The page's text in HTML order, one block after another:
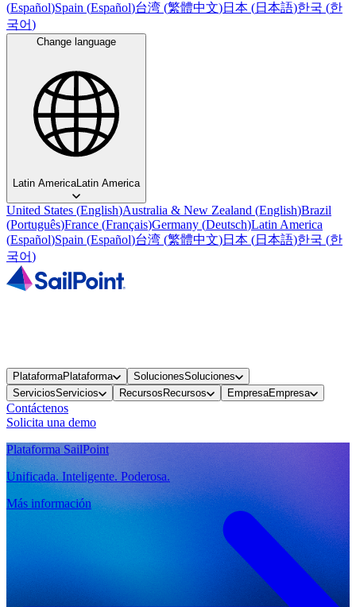
(Español)Spain (Español)台湾 (繁體中文)日本 (日本語)한국 (한
국어)
Change language
Latin AmericaLatin America
United States (English)Australia & New Zealand (English)Brazil
(Português)France (Français)Germany (Deutsch)Latin America
(Español)Spain (Español)台湾 (繁體中文)日本 (日本語)한국 (한
국어)
PlataformaPlataforma SolucionesSoluciones
ServiciosServicios Recursos Recursos EmpresaEmpresa
Contáctenos
Solicita una demo
Plataforma SailPoint
Unificada. Inteligente. Poderosa.
Más información